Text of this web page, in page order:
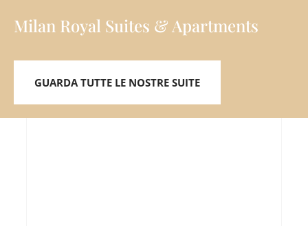
Milan Royal Suites & Apartments
GUARDA TUTTE LE NOSTRE SUITE